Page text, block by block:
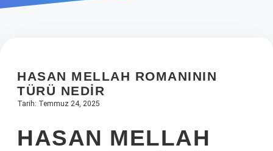
Hakkımızda
HASAN MELLAH ROMANININ
TÜRÜ NEDIR
Tarih: Temmuz 24, 2025
HASAN MELLAH